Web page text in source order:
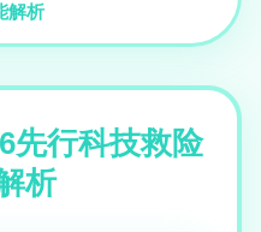
解析
先行科技救险
析